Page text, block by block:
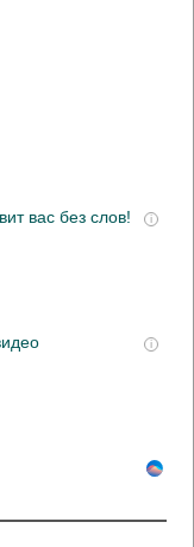
i
вас без слов!
i